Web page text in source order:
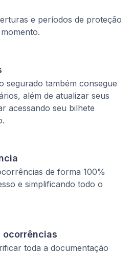
e períodos de proteção
segurado também consegue
além de atualizar seus
acessando seu bilhete
de forma 100%
e simplificando todo o
ocorrências
toda a documentação